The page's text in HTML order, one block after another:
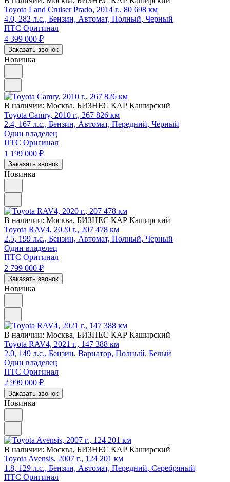
Toyota Land Cruiser Prado, 2014 г., 80 698 км
4.0, 282 л.с., Бензин, Автомат, Полный, Черный
ПТС Оригинал
4 399 000 ₽
Заказать звонок
Новинка
В наличии: Москва, БИЗНЕС КАР Каширский
Toyota Camry, 2010 г., 267 826 км
2.4, 167 л.с., Бензин, Автомат, Передний, Черный
Один владелец
ПТС Оригинал
1 199 000 ₽
Заказать звонок
Новинка
В наличии: Москва, БИЗНЕС КАР Каширский
Toyota RAV4, 2020 г., 207 478 км
2.5, 199 л.с., Бензин, Автомат, Полный, Черный
Один владелец
ПТС Оригинал
2 799 000 ₽
Заказать звонок
Новинка
В наличии: Москва, БИЗНЕС КАР Каширский
Toyota RAV4, 2021 г., 147 388 км
2.0, 149 л.с., Бензин, Вариатор, Полный, Белый
Один владелец
ПТС Оригинал
2 999 000 ₽
Заказать звонок
Новинка
В наличии: Москва, БИЗНЕС КАР Каширский
Toyota Avensis, 2007 г., 124 201 км
1.8, 129 л.с., Бензин, Автомат, Передний, Серебряный
ПТС Оригинал